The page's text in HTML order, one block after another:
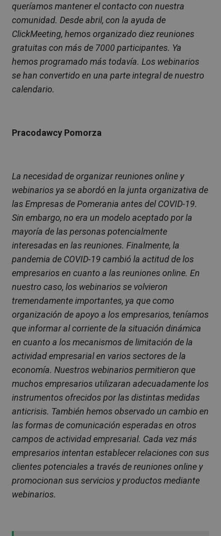
queríamos mantener el contacto con nuestra
comunidad. Desde abril, con la ayuda de
ClickMeeting, hemos organizado diez reuniones
gratuitas con más de 7000 participantes. Ya
hemos programado más todavía. Los webinarios
se han convertido en una parte integral de nuestro
calendario.
Pracodawcy Pomorza
La necesidad de organizar reuniones online y
webinarios ya se abordó en la junta organizativa de
las Empresas de Pomerania antes del COVID-19.
Sin embargo, no era un modelo aceptado por la
mayoría de las personas potencialmente
interesadas en las reuniones. Finalmente, la
pandemia de COVID-19 cambió la actitud de los
empresarios en cuanto a las reuniones online. En
nuestro caso, los webinarios se volvieron
tremendamente importantes, ya que como
organización de apoyo a los empresarios, teníamos
que informar al corriente de la situación dinámica
en cuanto a los mecanismos de limitación de la
actividad empresarial en varios sectores de la
economía. Nuestros webinarios permitieron que
muchos empresarios utilizaran adecuadamente los
instrumentos ofrecidos por las distintas medidas
anticrisis. También hemos observado un cambio en
las formas de comunicación esperadas en otros
campos de actividad empresarial. Cada vez más
empresarios intentan establecer relaciones con sus
clientes potenciales a través de reuniones online y
promocionan sus servicios y productos mediante
webinarios.